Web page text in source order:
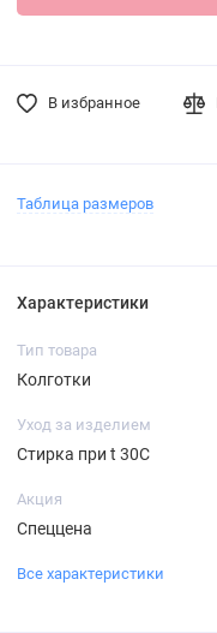
В избранное
Таблица размеров
Характеристики
Тип товара
Колготки
Уход за изделием
Стирка при t 30С
Акция
Спеццена
Все характеристики